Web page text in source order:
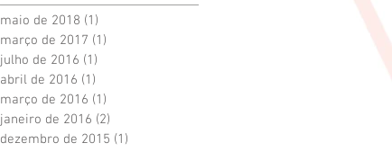
maio de 2018 (1)
março de 2017 (1)
julho de 2016 (1)
abril de 2016 (1)
março de 2016 (1)
janeiro de 2016 (2)
dezembro de 2015 (1)